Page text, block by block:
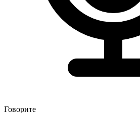
Говорите